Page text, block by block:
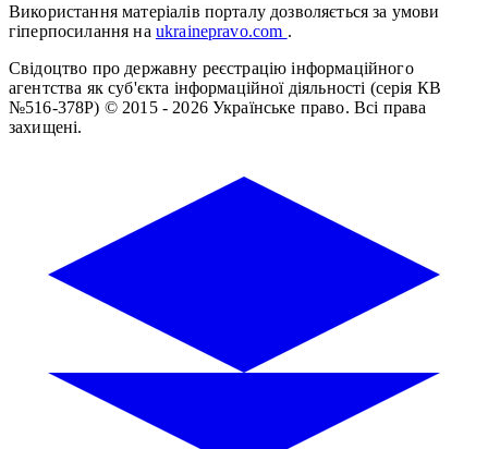
Використання матеріалів порталу дозволяється за умови
гіперпосилання на ukrainepravo.com .
Свідоцтво про державну реєстрацію інформаційного
агентства як суб'єкта інформаційної діяльності (серія КВ
№516-378Р) © 2015 - 2026 Українське право. Всі права
захищені.